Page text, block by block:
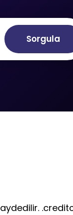
Sorgula